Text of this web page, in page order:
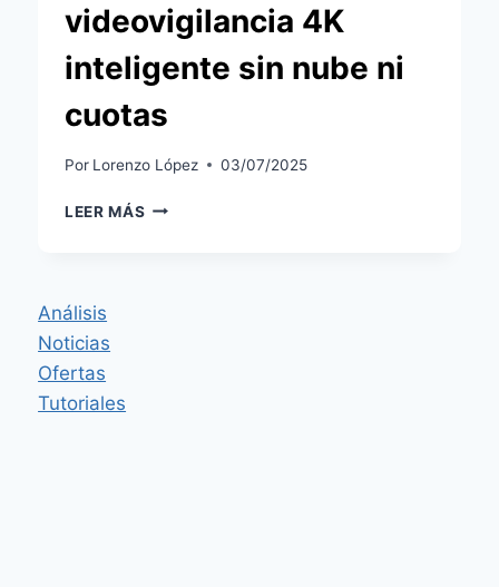
videovigilancia 4K
inteligente sin nube ni
cuotas
Por Lorenzo López 03/07/2025
LEER MÁS EUFY
Análisis
Noticias
Ofertas
Tutoriales